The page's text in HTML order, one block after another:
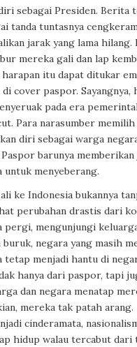
sebagai Presiden. Berita
tanda tuntasnya
jarak yang lama hilang.
mereka gali dan lap
itu dapat ditukar
di cover paspor. Sayangnya,
pada era
Para narasumber
diri sebagai warga
barunya memberikan
untuk menyeberang.
ke Indonesia bukannya
perubahan drastis dari
pergi, mengunjungi
negara yang masih
tetap menjadi hantu di
hanya dari paspor, tapi
dan negara menatap
mereka tak patah arang.
cinderamata,
hidup walau tercabut dari